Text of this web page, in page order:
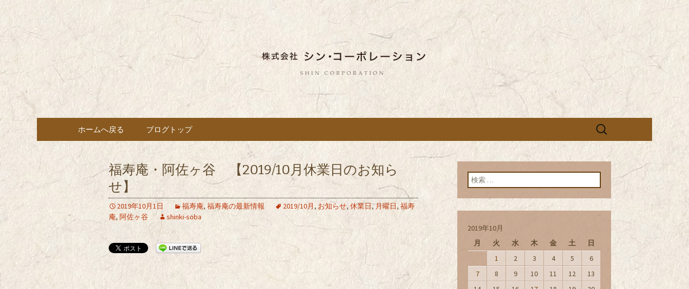
都内に5店舗展開している蕎麦のお店「真
希（しんき）」を運営する「株式会社シ
ン・コーポレーション」のブログ
東京都内に5店舗ある美味しい蕎麦のお店「真希（しんき）」と運営の「株式会社シン・コーポレーシ
ョン」の新着情報はこちら。店舗によって24時間営業、宴会なども承っております。季節のメニュー
も豊富にご用意。
コンテンツへ移動
ホームへ戻る ブログトップ
検
福寿庵・阿佐ヶ谷 【2019/10月休業日のお知ら
せ】
2019年10月1日 福寿庵, 福寿庵の最新情報 2019/10月 , お知らせ, 休業日,月曜日,福寿
庵, 阿佐ヶ谷 shinki-soba
検索:
2019年10月
月
火 水 木 金 土 日
1 2 3 4 5
6
7
8 9 10 11 12
13